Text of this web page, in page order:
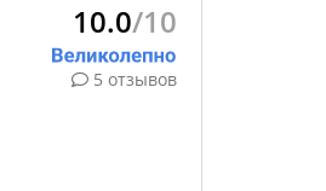
10.0/10
5 отзывов